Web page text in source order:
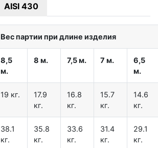
AISI 430
Вес партии при длине изделия
8,5
м.
8 м. 7,5 м. 7 м.
6,5
м.
19 кг.
17.9
кг.
16.8
кг.
15.7
кг.
14.6
кг.
38.1
кг.
35.8
кг.
33.6
кг.
31.4
кг.
29.1
кг.